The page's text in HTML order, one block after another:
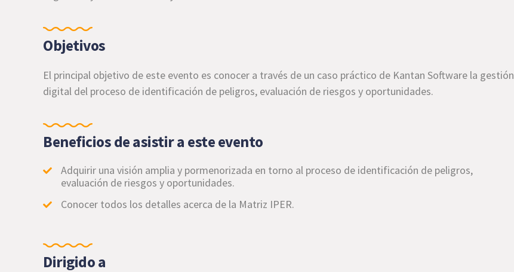
Objetivos
El principal objetivo de este evento es conocer a través de un caso práctico de Kantan Software la gestión
digital del proceso de identificación de peligros, evaluación de riesgos y oportunidades.
Beneficios de asistir a este evento
Adquirir una visión amplia y pormenorizada en torno al proceso de identificación de peligros,
evaluación de riesgos y oportunidades.
Conocer todos los detalles acerca de la Matriz IPER.
Dirigido a